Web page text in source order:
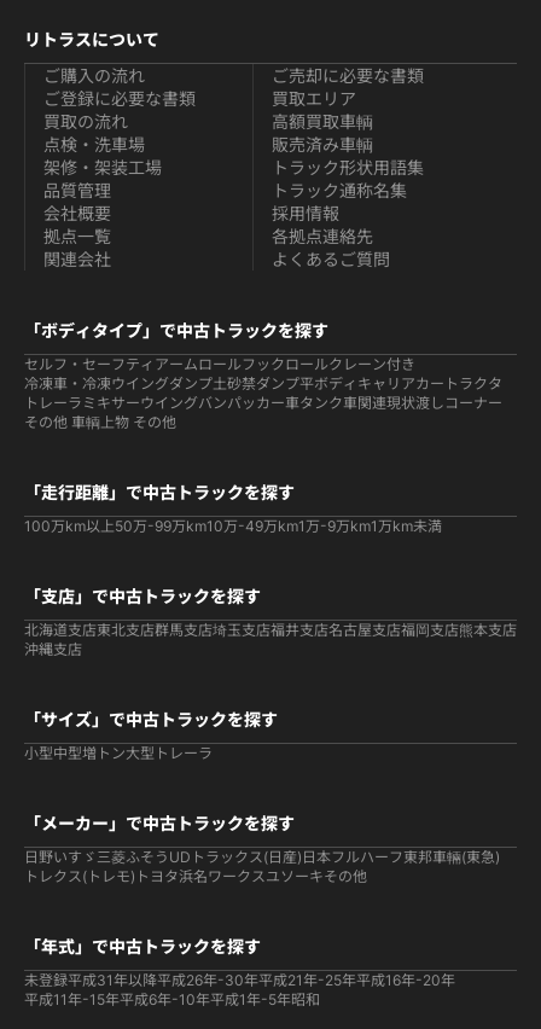
リトラスについて
ご購入の流れ
ご登録に必要な書類
買取の流れ
ご売却に必要な書類
買取エリア
高額買取車輌
点検・洗車場
架修・架装工場
品質管理
販売済み車輌
トラック形状用語集
トラック通称名集
会社概要
拠点一覧
関連会社
採用情報
各拠点連絡先
よくあるご質問
「ボディタイプ」で中古トラックを探す
セルフ・セーフティ アームロールフックロールクレーン付き
冷凍車・冷凍ウイングダンプ土砂禁ダンプ平ボディ キャリアカー トラクタ
トレーラ ミキサーウイングバンパッカー車タンク車関連現状渡しコーナー
その他 車輌 上物 その他
「走行距離」で中古トラックを探す
100万km以上50万-99万km10万-49万km1万-9万km1万km未満
「支店」で中古トラックを探す
北海道支店東北支店群馬支店埼玉支店福井支店名古屋支店福岡支店熊本支店
沖縄支店
「サイズ」で中古トラックを探す
小型中型増トン大型 トレーラ
「メーカー」で中古トラックを探す
日野いすゞ 三菱ふそう UDトラックス(日産) 日本フルハーフ 東邦車輛(東急)
トレクス(トレモ) トヨタ浜名ワークス ユソーキその他
「年式」で中古トラックを探す
未登録平成31年以降平成26年-30年平成21年-25年平成16年-20年
平成11年-15年平成6年-10年平成1年-5年昭和